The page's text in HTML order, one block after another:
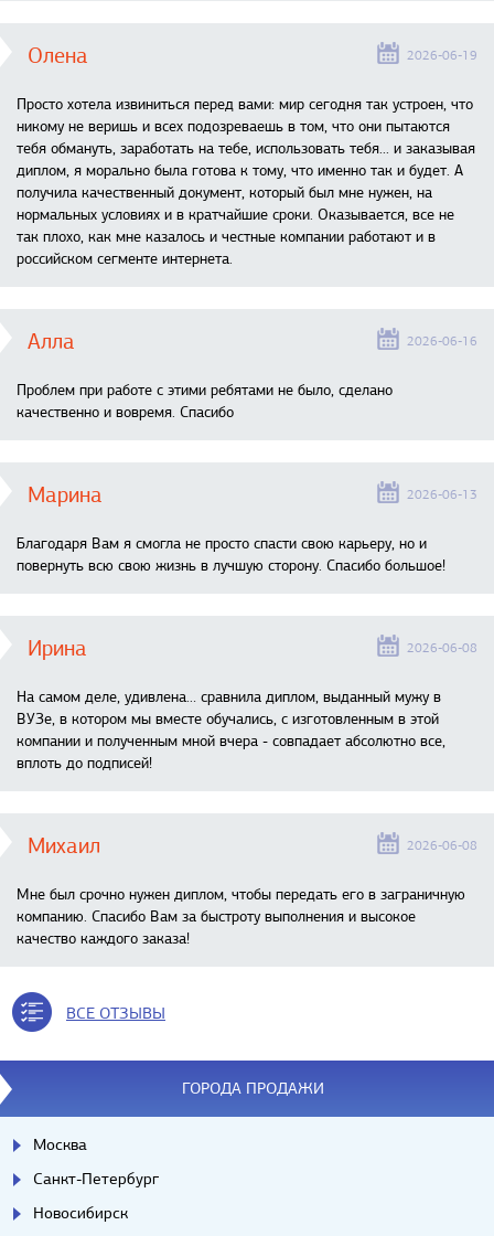
Олена 2026-06-19
Просто хотела извиниться перед вами: мир сегодня так устроен, что
никому не веришь и всех подозреваешь в том, что они пытаются
тебя обмануть, заработать на тебе, использовать тебя... и заказывая
диплом, я морально была готова к тому, что именно так и будет. А
получила качественный документ, который был мне нужен, на
нормальных условиях и в кратчайшие сроки. Оказывается, все не
так плохо, как мне казалось и честные компании работают и в
российском сегменте интернета.
Алла 2026-06-16
Проблем при работе с этими ребятами не было, сделано
качественно и вовремя. Спасибо
Марина 2026-06-13
Благодаря Вам я смогла не просто спасти свою карьеру, но и
повернуть всю свою жизнь в лучшую сторону. Спасибо большое!
Ирина 2026-06-08
На самом деле, удивлена… сравнила диплом, выданный мужу в
ВУЗе, в котором мы вместе обучались, с изготовленным в этой
компании и полученным мной вчера - совпадает абсолютно все,
вплоть до подписей!
Михаил 2026-06-08
Мне был срочно нужен диплом, чтобы передать его в заграничную
компанию. Спасибо Вам за быстроту выполнения и высокое
качество каждого заказа!
ВСЕ ОТЗЫВЫ
ГОРОДА ПРОДАЖИ
Москва
Санкт-Петербург
Новосибирск